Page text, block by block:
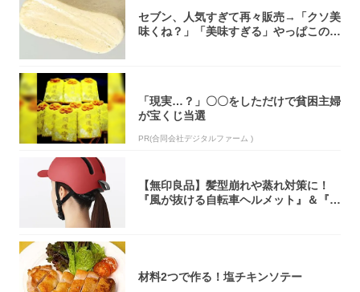
セブン、人気すぎて再々販売→「クソ美
味くね？」「美味すぎる」やっぱこのク
「現実…？」〇〇をしただけで貧困主婦
が宝くじ当選
PR(合同会社デジタルファーム )
【無印良品】髪型崩れや蒸れ対策に！
『風が抜ける自転車ヘルメット』＆『2
材料2つで作る！塩チキンソテー